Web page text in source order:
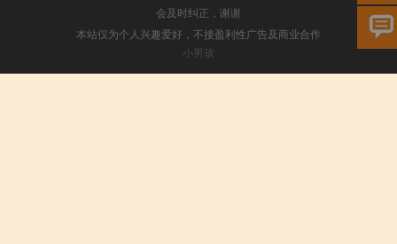
会及时纠正，谢谢
本站仅为个人兴趣爱好，不接盈利性广告及商业合作
小男孩